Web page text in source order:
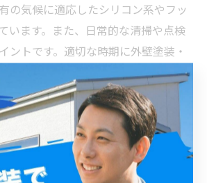
の気候に適応したシリコン系やフッ
います。また、日常的な清掃や点検
ントです。適切な時期に外壁塗装・
建物の資産価値維持と入居者満足度
ため、ぜひ計画的なメンテナンスを
アパート外壁修繕の全工程：費用削